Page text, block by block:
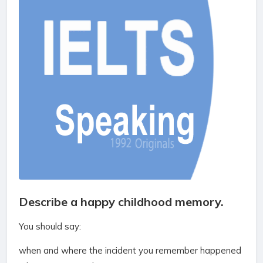
Describe a happy childhood memory.
You should say:
when and where the incident you remember happened